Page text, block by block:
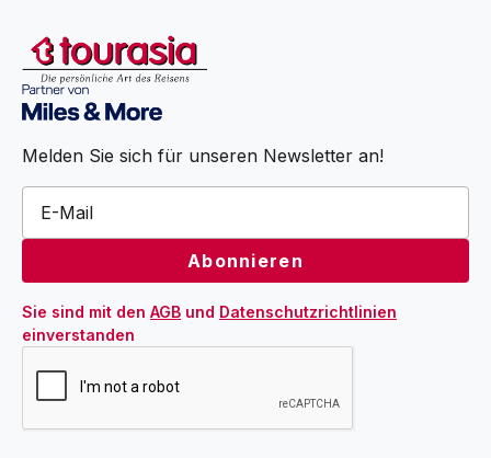
Melden Sie sich für unseren Newsletter an!
Sie sind mit den AGB und Datenschutzrichtlinien
einverstanden